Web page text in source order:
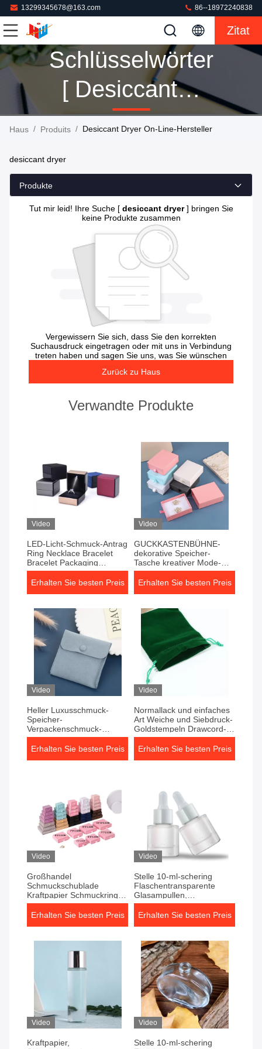
13299345678@163.com 86--18972240838
Zitat
Schlüsselwörter
[ Desiccant
Dryer ] Passen
Haus / Produits / Desiccant Dryer On-Line-Hersteller
desiccant dryer
Produkte
Tut mir leid! Ihre Suche [ desiccant dryer] bringen Sie
keine Produkte zusammen
Vergewissern Sie sich, dass Sie den korrekten
Suchausdruck eingetragen oder mit uns in Verbindung
treten haben und sagen Sie uns, was Sie wünschen
Zurück zu Haus
Verwandte Produkte
Video
LED-Licht-Schmuck-Antrag
Ring Necklace Bracelet
Bracelet Packaging
bürstete ledernes
Schmuckkästchen
Erhalten Sie besten Preis
Video
GUCKKASTENBÜHNE-
dekorative Speicher-
Tasche kreativer Mode-
Schmuck-Speicher-Ring
Necklace Storage Art
Erhalten Sie besten Preis
Video
Heller Luxusschmuck-
Speicher-
Verpackenschmuck-
Ohrring-Halsketten-
verpackendes
Erhalten Sie besten Preis
Video
Normallack und einfaches
Art Weiche und Siebdruck-
Goldstempeln Drawcord-
Einzelteilspeichertasche
Gewebe der Haut
Erhalten Sie besten Preis
Video
Großhandel
Schmuckschublade
Kraftpapier Schmuckring
Halskette
Aufbewahrungsbox
Erhalten Sie besten Preis
Video
Stelle 10-ml-schering
Flaschentransparente
Glasampullen,
Flaschentonermassen-
Verpackungsflasche
Erhalten Sie besten Preis
Video
Kraftpapier,
Video
Stelle 10-ml-schering